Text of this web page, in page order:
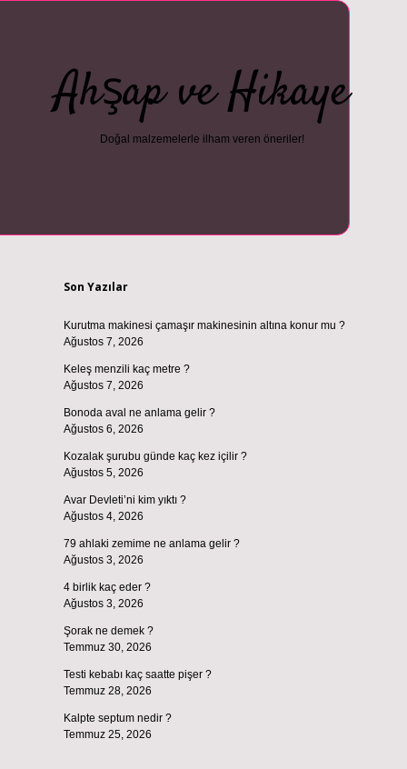
Ahşap ve Hikaye
Doğal malzemelerle ilham veren öneriler!
Son Yazılar
Kurutma makinesi çamaşır makinesinin altına konur mu ?
Ağustos 7, 2026
Keleş menzili kaç metre ?
Ağustos 7, 2026
Bonoda aval ne anlama gelir ?
Ağustos 6, 2026
Kozalak şurubu günde kaç kez içilir ?
Ağustos 5, 2026
Avar Devleti’ni kim yıktı ?
Ağustos 4, 2026
79 ahlaki zemime ne anlama gelir ?
Ağustos 3, 2026
4 birlik kaç eder ?
Ağustos 3, 2026
Şorak ne demek ?
Temmuz 30, 2026
Testi kebabı kaç saatte pişer ?
Temmuz 28, 2026
Kalpte septum nedir ?
Temmuz 25, 2026